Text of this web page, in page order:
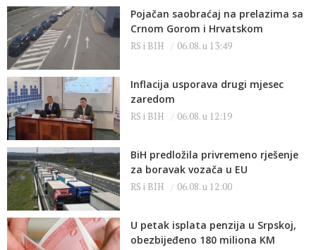
Pojačan saobraćaj na prelazima sa
Crnom Gorom i Hrvatskom
RS i BIH 06.08. u 13:49
Inflacija usporava drugi mjesec
zaredom
RS i BIH 06.08. u 12:19
BiH predložila privremeno rješenje
za boravak vozača u EU
RS i BIH 06.08. u 12:00
U petak isplata penzija u Srpskoj,
obezbijeđeno 180 miliona KM